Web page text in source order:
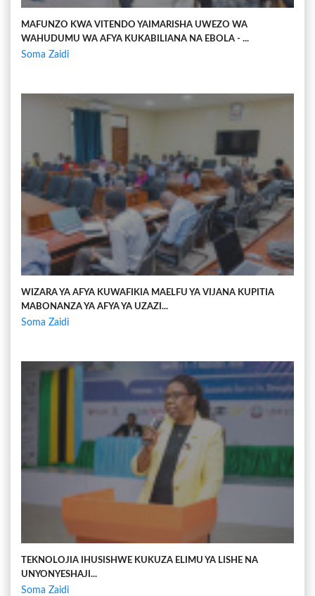
MAFUNZO KWA VITENDO YAIMARISHA UWEZO WA
WAHUDUMU WA AFYA KUKABILIANA NA EBOLA - ...
Soma Zaidi
WIZARA YA AFYA KUWAFIKIA MAELFU YA VIJANA KUPITIA
MABONANZA YA AFYA YA UZAZI...
Soma Zaidi
TEKNOLOJIA IHUSISHWE KUKUZA ELIMU YA LISHE NA
UNYONYESHAJI...
Soma Zaidi